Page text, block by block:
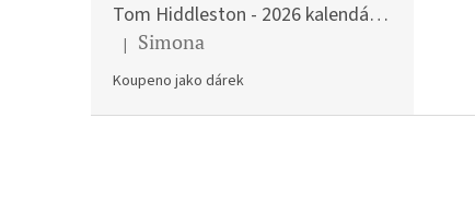
Tom Hiddleston - 2026 kalendář A3
Hodnocení produktu je 5 z 5 hvězdiček.
| Simona
Koupeno jako dárek